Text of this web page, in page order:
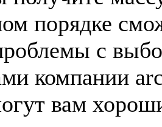
порядке
с
компании
вам